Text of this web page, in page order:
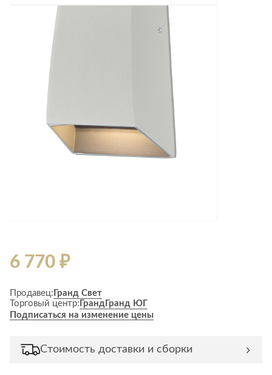
6 770 ₽
Продавец: Гранд Свет
Торговый центр: Гранд Гранд ЮГ
Подписаться на изменение цены
Стоимость доставки и сборки